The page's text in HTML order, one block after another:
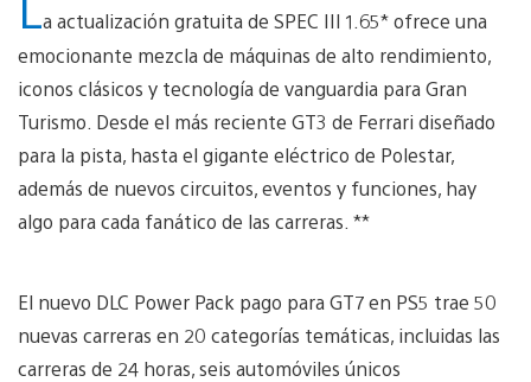
a actualización gratuita de SPEC III 1.65* ofrece una
emocionante mezcla de máquinas de alto rendimiento,
iconos clásicos y tecnología de vanguardia para Gran
Turismo. Desde el más reciente GT3 de Ferrari diseñado
para la pista, hasta el gigante eléctrico de Polestar,
además de nuevos circuitos, eventos y funciones, hay
algo para cada fanático de las carreras. **
El nuevo DLC Power Pack pago para GT7 en PS5 trae 50
nuevas carreras en 20 categorías temáticas, incluidas las
carreras de 24 horas, seis automóviles únicos